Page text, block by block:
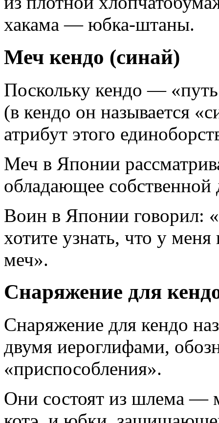
хакама — юбка-штаны.
Меч кендо (синай)
Поскольку кендо — «путь
(в кендо он называется
атрибут этого
Меч в Японии
обладающее
Воин в Японии говорил:
хотите узнать, что у
меч».
Снаряжение для
Снаряжение для кендо
двумя иероглифами,
«приспособления».
Они состоят из шлема —